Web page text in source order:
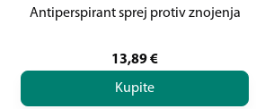
Antiperspirant sprej protiv znojenja
13,89€
Kupite